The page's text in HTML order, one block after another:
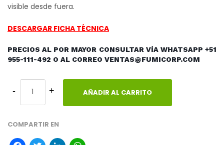
visible desde fuera.
DESCARGAR FICHA TÉCNICA
PRECIOS AL POR MAYOR CONSULTAR VÍA WHATSAPP +51
955-111-492 O AL CORREO VENTAS@FUMICORP.COM
AÑADIR AL CARRITO
COMPARTIR EN